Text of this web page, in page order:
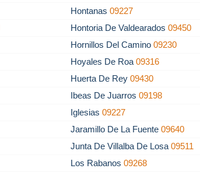
Hontanas09227
Hontoria De Valdearados09450
Hornillos Del Camino09230
Hoyales De Roa09316
Huerta De Rey09430
Ibeas De Juarros09198
Iglesias09227
Jaramillo De La Fuente09640
Junta De Villalba De Losa09511
Los Rabanos09268